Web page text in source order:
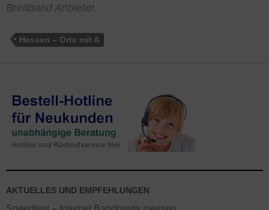
Breitband Anbieter.
Hessen – Orte mit A
AKTUELLES UND EMPFEHLUNGEN